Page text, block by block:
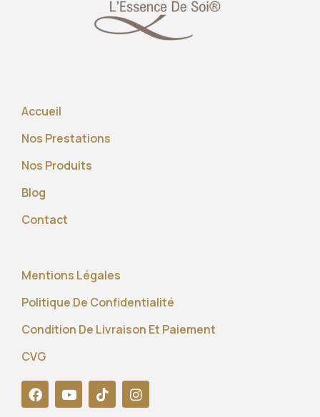
Accueil
Nos Prestations
Nos Produits
Blog
Contact
Mentions Légales
Politique De Confidentialité
Condition De Livraison Et Paiement
CVG